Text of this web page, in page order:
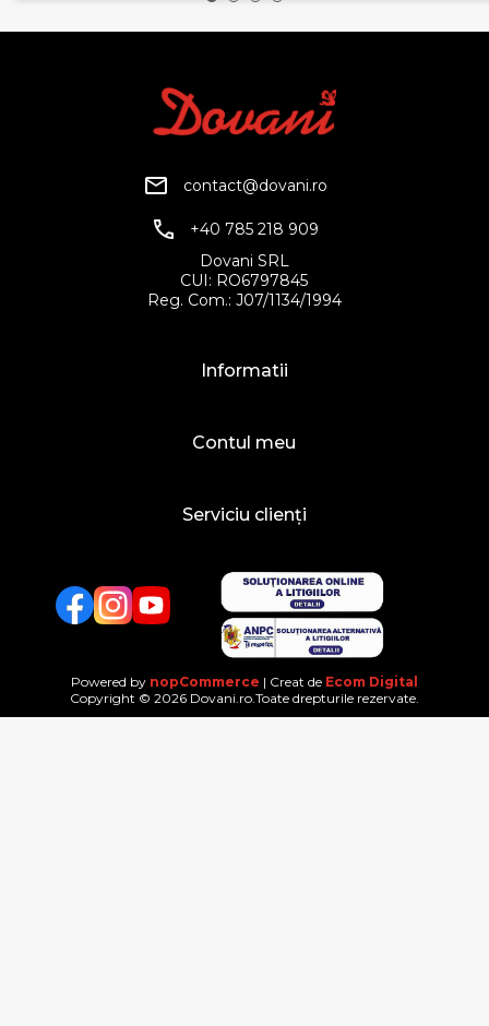
contact@dovani.ro
+40 785 218 909
Dovani SRL
CUI: RO6797845
Reg. Com.: J07/1134/1994
Informatii
Contul meu
Serviciu clienți
FacebookTwitterYouTube
Powered by nopCommerce | Creat de Ecom Digital
Copyright © 2026 Dovani.ro.Toate drepturile rezervate.